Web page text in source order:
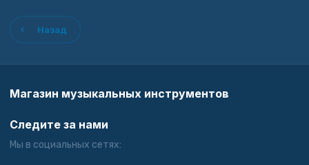
Назад
Магазин музыкальных инструментов
Следите за нами
Мы в социальных сетях: